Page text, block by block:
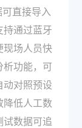
直接导入
持通过蓝牙
现场人员快
析功能，可
动对照预设
降低人工数
试数据可追